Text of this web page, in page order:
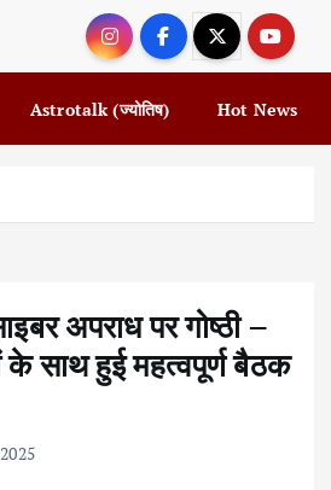
Astrotalk (ज्योतिष) Hot News
अपराध पर गोष्ठी –
के साथ हुई महत्वपूर्ण बैठक